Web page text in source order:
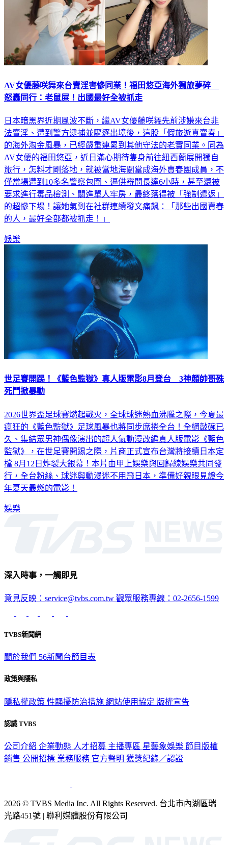
AV女優藤咲舞來台賣淫害慘同業！福田悠亞海外獨旅夢碎
怒轟同行：老鼠屎！出國最好全被抓走
日本暗黑界近期風波不斷，繼AV女優藤咲舞先前涉嫌來台非
法賣淫、遭到警方逮捕並驅逐出境後，這股「假旅遊真賣春」
的海外淘金風暴，已經嚴重連累到其他守法的老實同業。同為
AV女優的福田悠亞，近日滿心期待隻身前往紐西蘭展開獨自
旅行，怎料才剛落地，就被當地海關當成海外賣春團成員，不
僅當場遭到10多名警察包圍、逼供審問長達6小時，甚至還被
要求進行毒品檢測、關進單人牢房，最終落得被「強制遣返」
的超慘下場！讓她氣到在社群連續發文痛飆：「那些出國賣春
的人，最好全部都被抓走！」
娛樂
世足賽開踢！《藍色監獄》真人版電影8月登台 3神顏帥哥殊
死鬥掀暴動
2026世界盃足球賽燃起戰火，全球球迷熱血沸騰之際，今夏最
瘋狂的《藍色監獄》足球風暴也將同步席捲全台！全網敲碗已
久、集結眾男神偶像演出的超人氣動漫改編真人版電影《藍色
監獄》，在世足賽開踢之際，片商正式宣布台灣將接續日本定
檔 8月12日炸裂大銀幕！本片由甲上娛樂與回歸線娛樂共同發
行，全台粉絲、球迷與動漫迷不用飛日本，準備好親眼見證今
年夏天最燃的電影！
娛樂
深入時事，一觸即見
意見反映：service@tvbs.com.tw 觀眾服務專線：02-2656-1599
TVBS新聞網
關於我們 56新聞台節目表
政策與隱私
隱私權政策 性騷擾防治措施 網站使用協定 版權宣告
認識 TVBS
公司介紹 企業動態 人才招募 主播專區 星藝象娛樂 節目版權
銷售 公開招標 業務服務 官方聲明 獲獎紀錄／認證
2026 © TVBS Media Inc. All Rights Reserved. 台北市內湖區瑞
光路451號 | 聯利媒體股份有限公司